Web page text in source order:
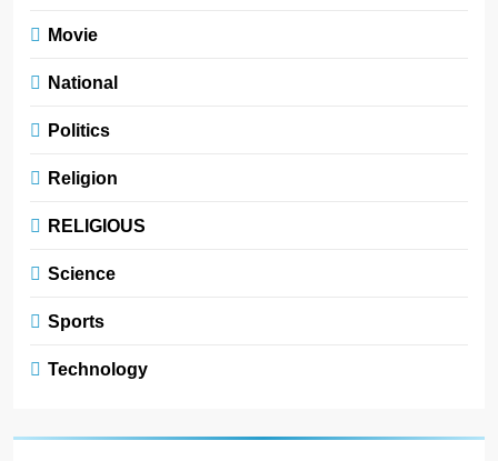
Movie
National
Politics
Religion
RELIGIOUS
Science
Sports
Technology